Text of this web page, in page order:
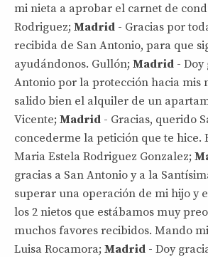
mi nieta a aprobar el carnet de
Rodriguez; Madrid - Gracias por
recibida de San Antonio, para que
ayudándonos. Gullón; Madrid - Doy
Antonio por la protección hacia mis
salido bien el alquiler de un
Vicente; Madrid - Gracias, querido
concederme la petición que te hice.
Maria Estela Rodriguez Gonzalez;
gracias a San Antonio y a la
superar una operación de mi hijo y
los 2 nietos que estábamos muy
muchos favores recibidos. Mando
Luisa Rocamora; Madrid - Doy